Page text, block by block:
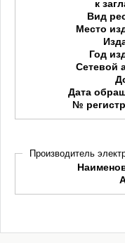
к
Вид
Место
Год
Сетевой
Дата
№
Производитель